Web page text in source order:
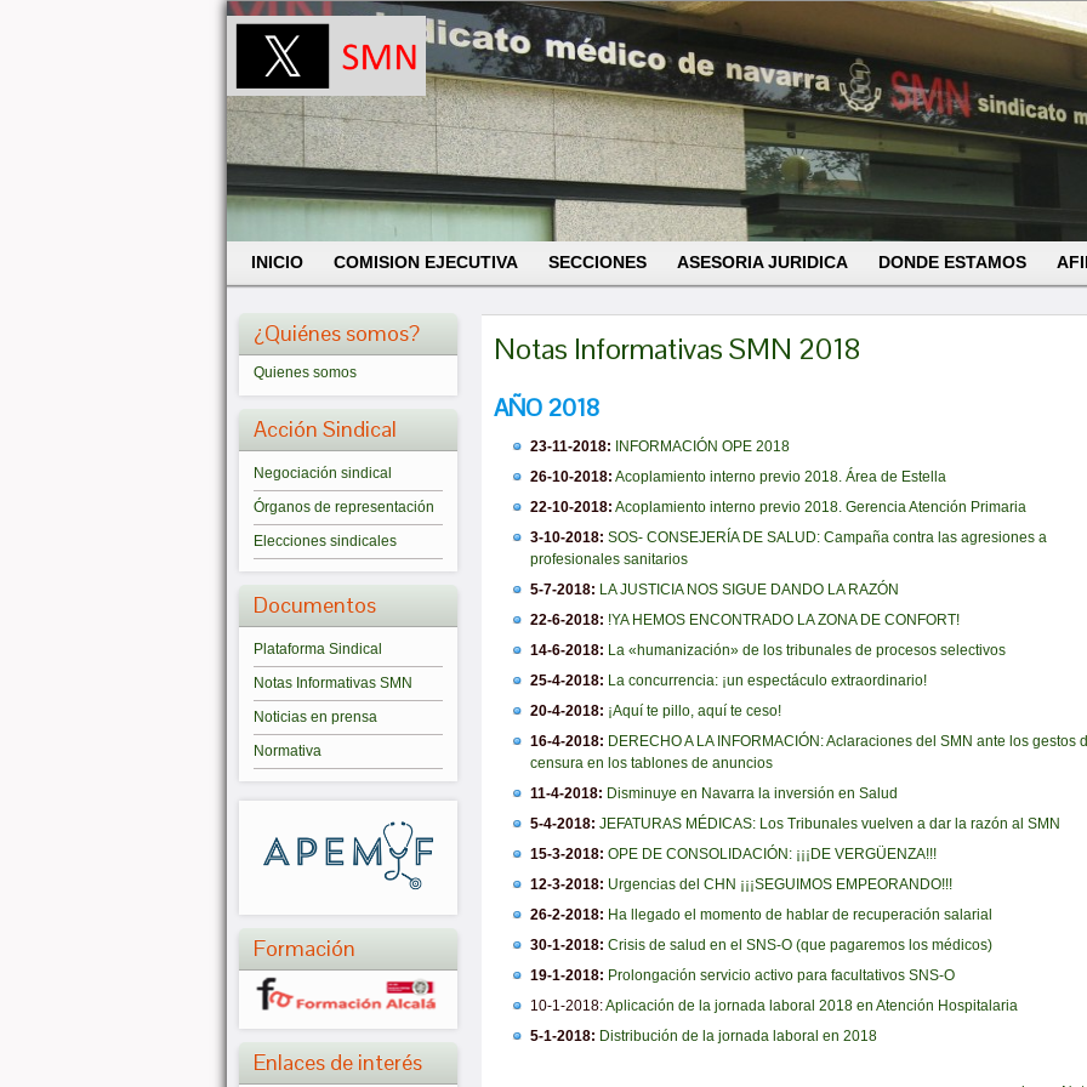
INICIO COMISION EJECUTIVA SECCIONES ASESORIA JURIDICA DONDE ESTAMOS
¿Quiénes somos?
Quienes somos
Acción Sindical
Negociación sindical
Órganos de representación
Elecciones sindicales
Documentos
Plataforma Sindical
Notas Informativas SMN
Noticias en prensa
Normativa
Formación
Enlaces de interés
Notas Informativas SMN 2018
AÑO 2018
23-11-2018:
INFORMACIÓN OPE 2018
26-10-2018: Acoplamiento interno previo 2018. Área de Estella
22-10-2018: Acoplamiento interno previo 2018. Gerencia Atención Primaria
3-10-2018: SOS- CONSEJERÍA DE SALUD: Campaña contra las agresiones a
profesionales sanitarios
5-7-2018: LA JUSTICIA NOS SIGUE DANDO LA RAZÓN
22-6-2018: !YA HEMOS ENCONTRADO LA ZONA DE CONFORT!
14-6-2018: La «humanización» de los tribunales de procesos selectivos
25-4-2018: La concurrencia: ¡un espectáculo extraordinario!
20-4-2018: ¡Aquí te pillo, aquí te ceso!
16-4-2018: DERECHO A LA INFORMACIÓN: Aclaraciones del SMN ante los gestos
censura en los tablones de anuncios
11-4-2018: Disminuye en Navarra la inversión en Salud
5-4-2018: JEFATURAS MÉDICAS: Los Tribunales vuelven a dar la razón al SMN
15-3-2018: OPE DE CONSOLIDACIÓN: ¡¡¡DE VERGÜENZA!!!
12-3-2018: Urgencias del CHN ¡¡¡SEGUIMOS EMPEORANDO!!!
26-2-2018: Ha llegado el momento de hablar de recuperación salarial
30-1-2018: Crisis de salud en el SNS-O (que pagaremos los médicos)
19-1-2018: Prolongación servicio activo para facultativos SNS-O
10-1-2018:Aplicación de la jornada laboral 2018 en Atención Hospitalaria
5-1-2018: Distribución de la jornada laboral en 2018